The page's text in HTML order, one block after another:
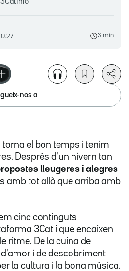
3 min
nos a
torna el bon temps i tenim
Després d'un hivern tan
lleugeres i alegres
amb tot allò que arriba amb
cinc continguts
3Cat i que encaixen
ritme. De la cuina de
i de descobriment
la cultura i la bona música.